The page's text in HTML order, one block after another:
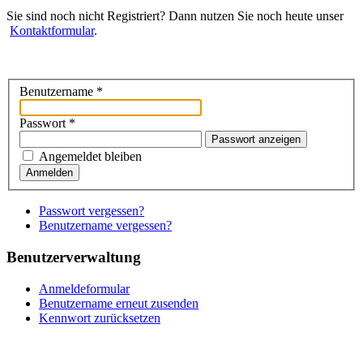
Sie sind noch nicht Registriert? Dann nutzen Sie noch heute unser
Kontakt­formular.
Benutzername *
Passwort *
Passwort anzeigen
Angemeldet bleiben
Anmelden
Passwort vergessen?
Benutzername vergessen?
Benutzerverwaltung
Anmeldeformular
Benutzername erneut zusenden
Kennwort zurücksetzen